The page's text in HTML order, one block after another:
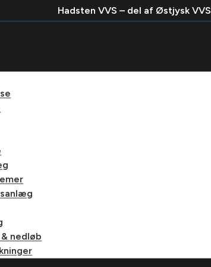
Hadsten VVS – del af Østjysk VVS
nedløb